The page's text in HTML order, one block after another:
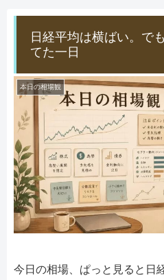
日経平均は横ばい。で
てた一日
本日の相場観
今日の相場、ぱっと見ると日